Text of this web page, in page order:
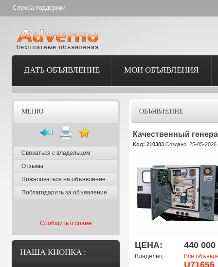
Служба поддержки
ДАТЬ ОБЪЯВЛЕНИЕ МОИ ОБЪЯВЛЕНИЯ
МЕНЮ
Связаться с владельцем
Отзывы
Пожаловаться на объявление
Поблагодарить за объявление
Сообщить о спаме
НАША КНОПКА :
ОБЪЯВЛЕНИЕ
Качественный
Код: 210383 Создано: 25-05-2026
ЦЕНА: 440
Владелец: Все
U71655